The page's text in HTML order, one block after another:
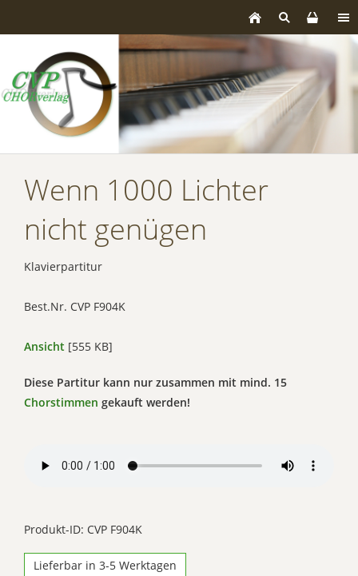
Wenn 1000 Lichter
nicht genügen
Klavierpartitur
Best.Nr. CVP F904K
Ansicht [555 KB]
Diese Partitur kann nur zusammen mit mind. 15
Chorstimmen gekauft werden!
Produkt-ID: CVP F904K
Lieferbar in 3-5 Werktagen